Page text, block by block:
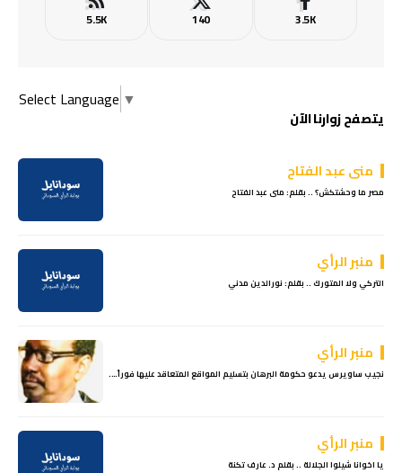
3.5K
140
5.5K
Select Language ▼
يتصفح زوارنا الآن
منى عبد الفتاح
مصر ما وحشتكش؟ .. بقلم: منى عبد الفتاح
منبر الرأي
التركي ولا المتورك .. بقلم: نورالدين مدني
منبر الرأي
نجيب ساويرس يدعو حكومة البرهان بتسليم المواقع المتعاقد عليها فوراً….
منبر الرأي
يا اخوانا شيلوا الجلالة .. بقلم د. عارف تكنة